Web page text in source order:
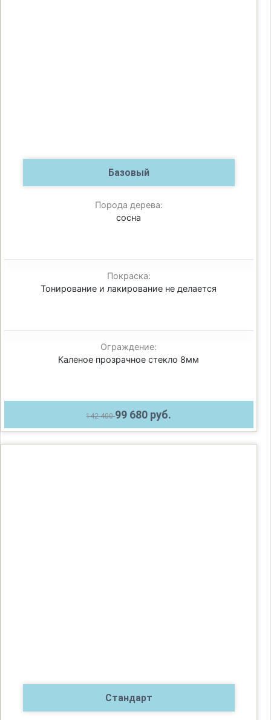
Базовый
Порода дерева:
сосна
Покраска:
Тонирование и лакирование не делается
Ограждение:
Каленое прозрачное стекло 8мм
142 40099 680 руб.
Стандарт